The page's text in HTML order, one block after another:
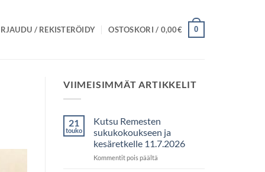
/ REKISTERÖIDY OSTOSKORI / 0,00€ 0
VIIMEISIMMÄT ARTIKKELIT
21
touko
Kutsu Remesten
sukukokoukseen ja
kesäretkelle 11.7.2026
Kommentit pois päältä